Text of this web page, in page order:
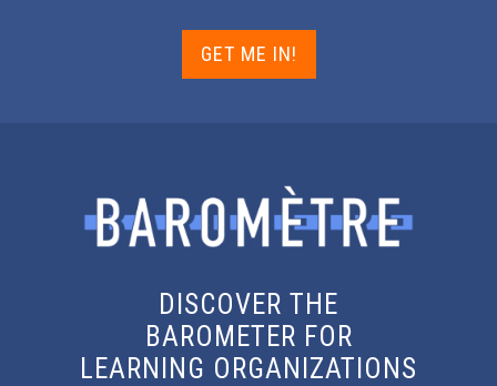
GET ME IN!
DISCOVER THE
BAROMETER FOR
LEARNING ORGANIZATIONS